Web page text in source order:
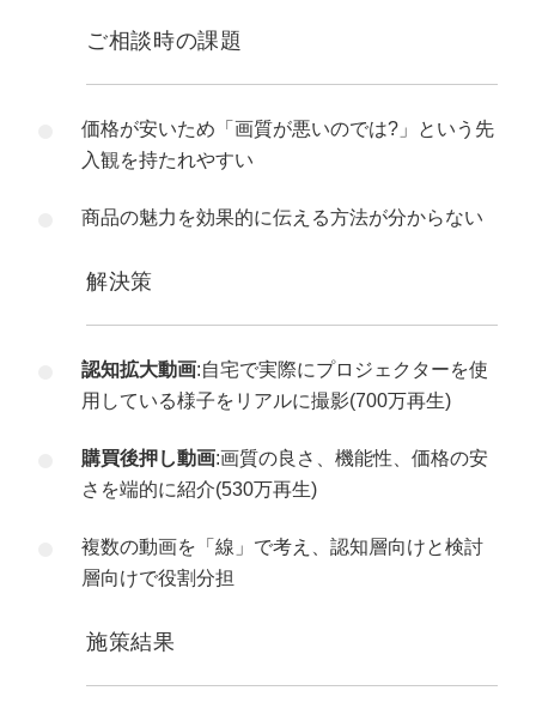
ご相談時の課題
価格が安いため「画質が悪いのでは?」という先
入観を持たれやすい
商品の魅力を効果的に伝える方法が分からない
解決策
認知拡大動画:自宅で実際にプロジェクターを使
用している様子をリアルに撮影(700万再生)
購買後押し動画:画質の良さ、機能性、価格の安
さを端的に紹介(530万再生)
複数の動画を「線」で考え、認知層向けと検討
層向けで役割分担
施策結果